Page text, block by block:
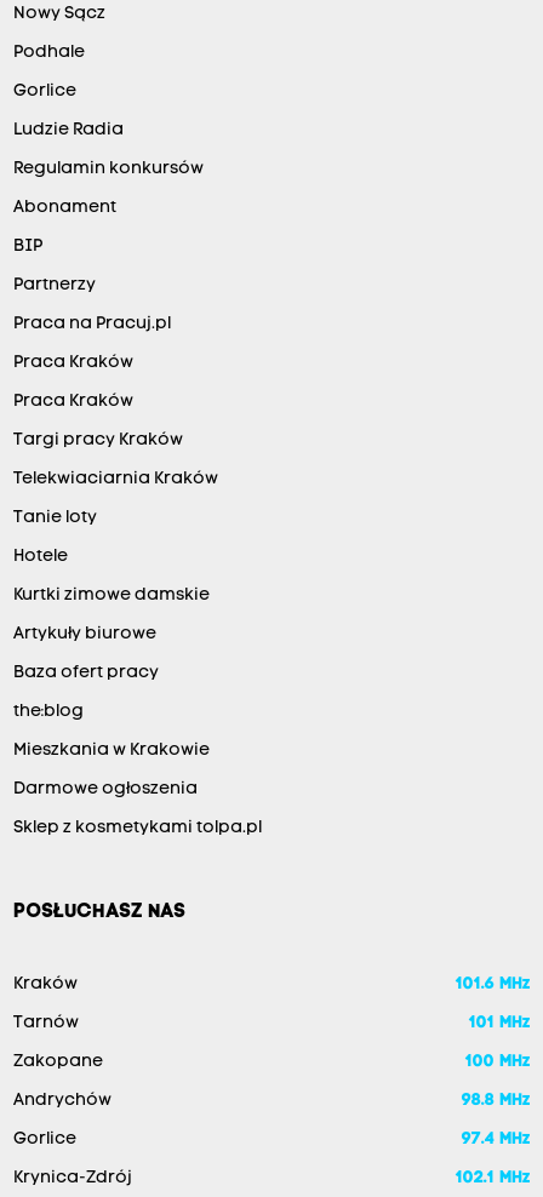
Nowy Sącz
Podhale
Gorlice
Ludzie Radia
Regulamin konkursów
Abonament
BIP
Partnerzy
Praca na Pracuj.pl
Praca Kraków
Praca Kraków
Targi pracy Kraków
Telekwiaciarnia Kraków
Tanie loty
Hotele
Kurtki zimowe damskie
Artykuły biurowe
Baza ofert pracy
the:blog
Mieszkania w Krakowie
Darmowe ogłoszenia
Sklep z kosmetykami tolpa.pl
POSŁUCHASZ NAS
Kraków 101.6 MHz
Tarnów 101 MHz
Zakopane 100 MHz
Andrychów 98.8 MHz
Gorlice 97.4 MHz
Krynica-Zdrój 102.1 MHz